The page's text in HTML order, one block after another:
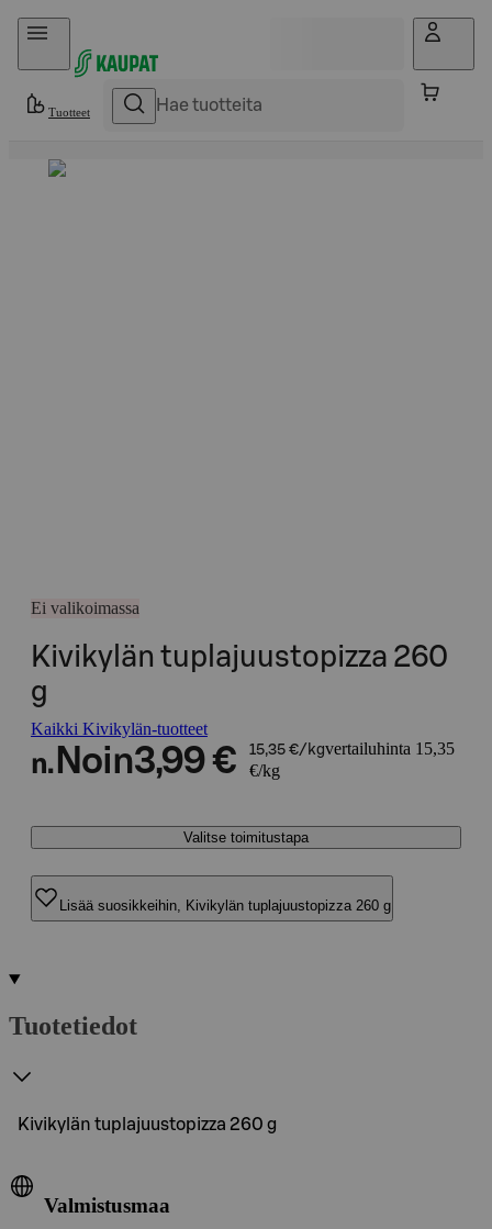
Hyppää sisältöön
Tuotteet
Ei valikoimassa
Kivikylän tuplajuustopizza 260
g
Kaikki Kivikylän-tuotteet
n. Noin3,99 € 15,35 €/kgvertailuhinta 15,35
€/kg
Valitse toimitustapa
Lisää suosikkeihin, Kivikylän tuplajuustopizza 260 g
Tuotetiedot
Kivikylän tuplajuustopizza 260 g
Valmistusmaa